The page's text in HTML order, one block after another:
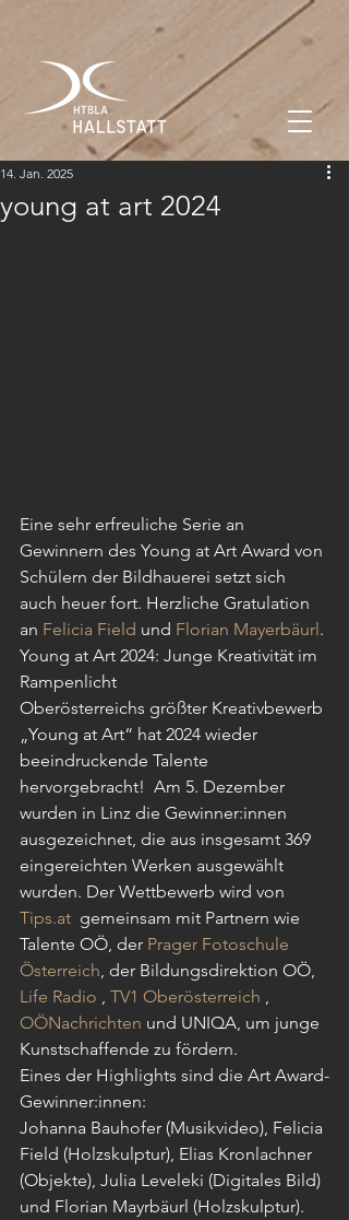
young at art 2024
14. Jan. 2025
Eine sehr erfreuliche Serie an
Gewinnern des Young at Art Award von
Schülern der Bildhauerei setzt sich
auch heuer fort. Herzliche Gratulation
an Felicia Field und Florian Mayerbäurl .
Young at Art 2024: Junge Kreativität im
Rampenlicht
Oberösterreichs größter Kreativbewerb
„Young at Art“ hat 2024 wieder
beeindruckende Talente
hervorgebracht!  Am 5. Dezember
wurden in Linz die Gewinner:innen
ausgezeichnet, die aus insgesamt 369
eingereichten Werken ausgewählt
wurden. Der Wettbewerb wird von
Tips.at gemeinsam mit Partnern wie
Talente OÖ, der Prager Fotoschule
Österreich, der Bildungsdirektion OÖ,
Life Radio , TV1 Oberösterreich ,
OÖNachrichten und UNIQA, um junge
Kunstschaffende zu fördern.
Eines der Highlights sind die Art Award-
Gewinner:innen:
Johanna Bauhofer (Musikvideo), Felicia
Field (Holzskulptur), Elias Kronlachner
(Objekte), Julia Leveleki (Digitales Bild)
und Florian Mayrbäurl (Holzskulptur).